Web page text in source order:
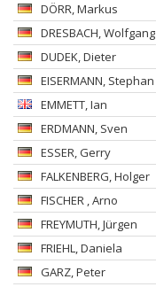
DÖRR, Markus
DRESBACH, Wolfgang
DUDEK, Dieter
EISERMANN, Stephan
EMMETT, Ian
ERDMANN, Sven
ESSER, Gerry
FALKENBERG, Holger
FISCHER , Arno
FREYMUTH, Jürgen
FRIEHL, Daniela
GARZ, Peter